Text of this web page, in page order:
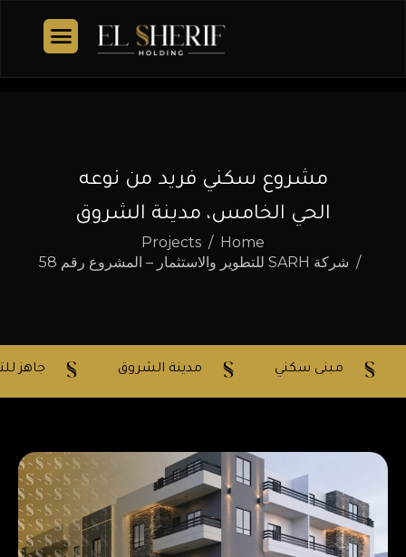
مشروع سكني فريد من نوعه
الحي الخامس، مدينة الشروق
Home
Projects
شركة SARH للتطوير والاستثمار – المشروع رقم 58
مبنى سكني مدينة الشروق جاهز